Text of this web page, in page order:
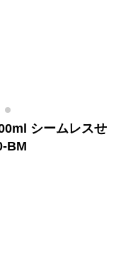
シームレスせ
BM